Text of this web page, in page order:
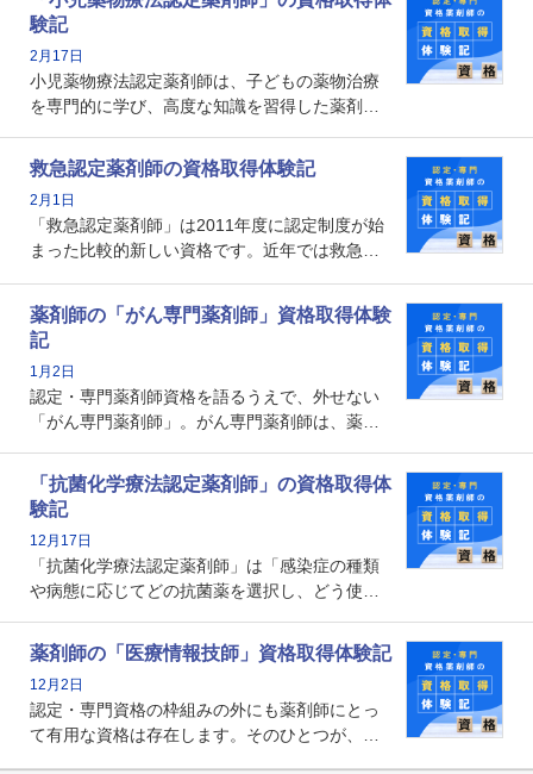
となります。取得要件は多岐に渡り、審査も複
数回ありますが、患者さんに対して一定の能力
の証明になる資格と言えます。
験記
2月17日
小児薬物療法認定薬剤師は、子どもの薬物治療
を専門的に学び、高度な知識を習得した薬剤師
や、特有の疾患、心理状況を理解し、専門性を
深めることで、子どもとその保護者に寄り添え
る存在です。今回はそんな小児薬物療法認定薬
剤師の取得体験記をご紹介します。
救急認定薬剤師の資格取得体験記
2月1日
「救急認定薬剤師」は2011年度に認定制度が始
まった比較的新しい資格です。近年では救急病
とから、救急認定薬剤師を目指す病院薬剤師も
増えているのではないでしょうか。今回はそん
な救急認定薬剤師の取得体験記をご紹介しま
す。
薬剤師の「がん専門薬剤師」資格取得体験
記
1月2日
認定・専門薬剤師資格を語るうえで、外せない
「がん専門薬剤師」。がん専門薬剤師は、薬剤
関する資格として、2009年に発足しました。薬
剤師の専門性を活かして高度化するがん医療に
貢献する姿は、今も病院薬剤師にとって一目置
かれる存在です。
「抗菌化学療法認定薬剤師」の資格取得体
験記
12月17日
「抗菌化学療法認定薬剤師」は「感染症の種類
や病態に応じてどの抗菌薬を選択し、どう使っ
る薬剤師です。現在、感染防止対策加算の施設
基準に専任の薬剤師配置が挙げられており、今
後は感染症領域で薬剤師に、より多くの役割が
求められる可能性もあります。
薬剤師の「医療情報技師」資格取得体験記
12月2日
認定・専門資格の枠組みの外にも薬剤師にとっ
て有用な資格は存在します。そのひとつが、